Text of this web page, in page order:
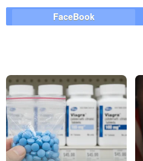
FaceBook